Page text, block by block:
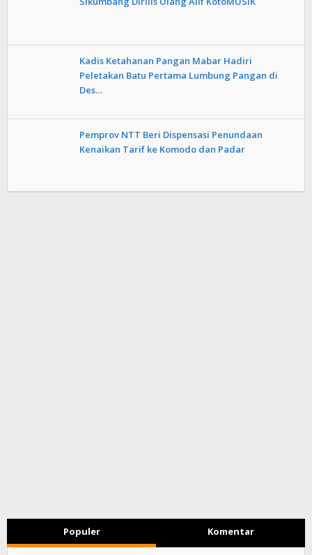
Kadis Ketahanan Pangan Mabar Hadiri
Peletakan Batu Pertama Lumbung Pangan di
Des…
Pemprov NTT Beri Dispensasi Penundaan
Kenaikan Tarif ke Komodo dan Padar
Populer Komentar